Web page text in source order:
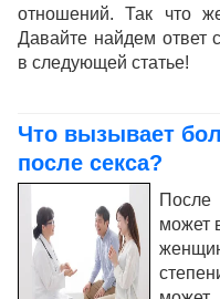
отношений. Так что
Давайте найдем ответ
в следующей статье!
Что вызывает
после секса?
может